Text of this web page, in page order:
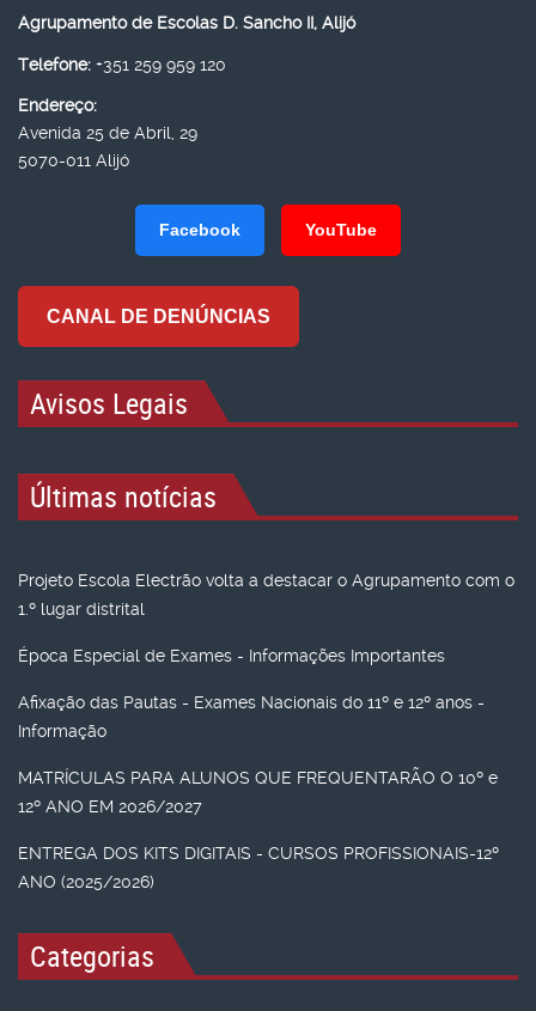
Agrupamento de Escolas D. Sancho II, Alijó
Telefone: +351 259 959 120
Endereço:
Avenida 25 de Abril, 29
5070-011 Alijó
Facebook YouTube
CANAL DE DENÚNCIAS
Avisos Legais
Últimas notícias
Projeto Escola Electrão volta a destacar o Agrupamento com o
1.º lugar distrital
Época Especial de Exames - Informações Importantes
Afixação das Pautas - Exames Nacionais do 11º e 12º anos -
Informação
MATRÍCULAS PARA ALUNOS QUE FREQUENTARÃO O 10º e
12º ANO EM 2026/2027
ENTREGA DOS KITS DIGITAIS - CURSOS PROFISSIONAIS-12º
ANO (2025/2026)
Categorias